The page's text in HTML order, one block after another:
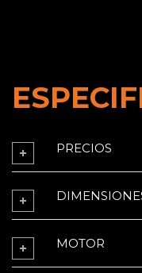
PRECIOS
MOTOR